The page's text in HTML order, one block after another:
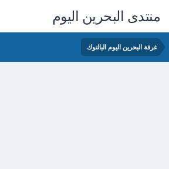
منتدى البحرين اليوم
غرفة البحرين اليوم البالتوك